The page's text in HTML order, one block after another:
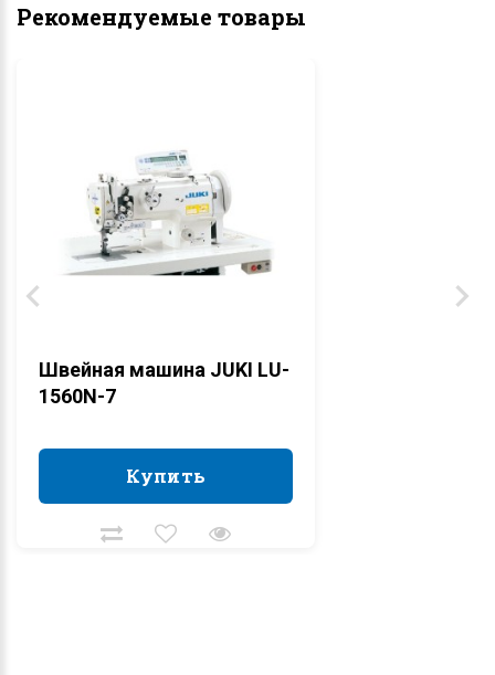
Рекомендуемые товары
Швейная машина JUKI LU-
1560N-7
Купить
Купить